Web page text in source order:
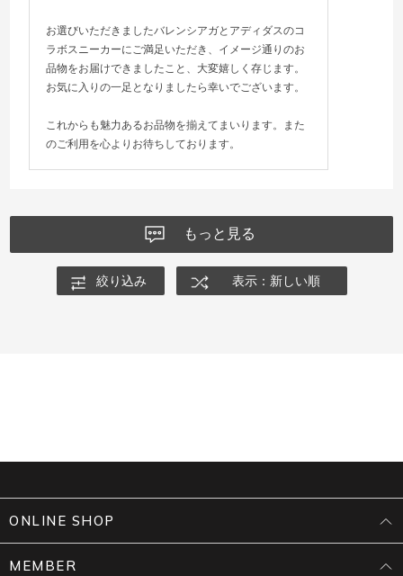
お選びいただきましたバレンシアガとアディダスのコ
ラボスニーカーにご満足いただき、イメージ通りのお
品物をお届けできましたこと、大変嬉しく存じます。
お気に入りの一足となりましたら幸いでございます。
これからも魅力あるお品物を揃えてまいります。また
のご利用を心よりお待ちしております。
もっと見る
絞り込み 表示：新しい順
ONLINE SHOP
MEMBER